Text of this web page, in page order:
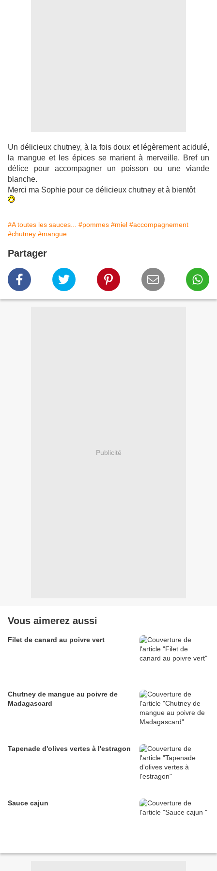
Un délicieux chutney, à la fois doux et légèrement acidulé,
la mangue et les épices se marient à merveille. Bref un
délice pour accompagner un poisson ou une viande
blanche.
Merci ma Sophie pour ce délicieux chutney et à bientôt
#A toutes les sauces... #pommes #miel #accompagnement
#chutney #mangue
Partager
Publicité
Vous aimerez aussi
Filet de canard au poivre vert
Chutney de mangue au poivre de
Madagascard
Tapenade d'olives vertes à l'estragon
Sauce cajun